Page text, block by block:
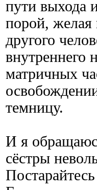
пути выхода
порой, желая
другого
внутреннего
матричных
темницу.
И я
сёстры